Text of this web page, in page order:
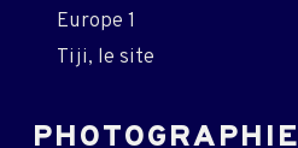
Europe 1
Tiji, le site
PHOTOGRAPHIE